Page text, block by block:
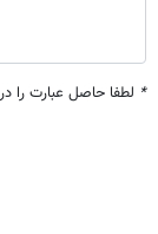
* لطفا حاصل عبارت را